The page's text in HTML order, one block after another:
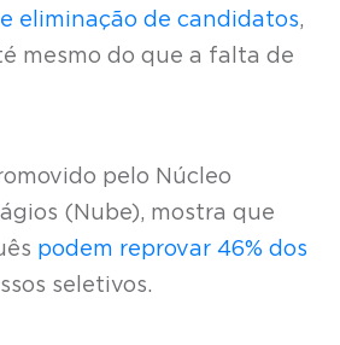
eliminação de candidatos,
mesmo do que a falta de
pelo Núcleo
(Nube), mostra que
podem reprovar 46% dos
seletivos.